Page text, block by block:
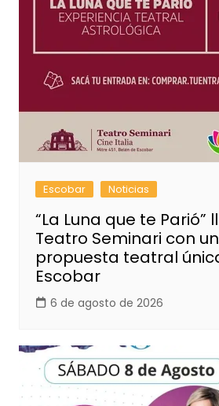
Escobar Noticias
“La Luna que te Parió”
Teatro Seminari con
propuesta teatral
Escobar
6 de agosto de 2026